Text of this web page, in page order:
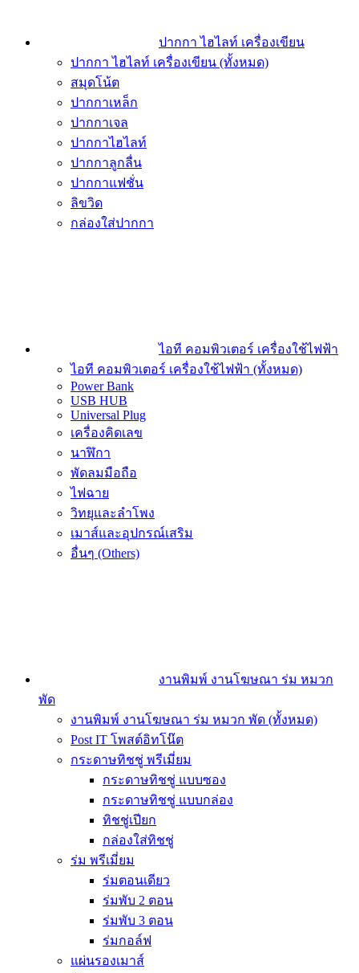
ปากกา ไฮไลท์ เครื่องเขียน
ปากกา ไฮไลท์ เครื่องเขียน (ทั้งหมด)
สมุดโน้ต
ปากกาเหล็ก
ปากกาเจล
ปากกาไฮไลท์
ปากกาลูกลื่น
ปากกาแฟชั่น
ลิขวิด
กล่องใส่ปากกา
ไอที คอมพิวเตอร์ เครื่องใช้ไฟฟ้า
ไอที คอมพิวเตอร์ เครื่องใช้ไฟฟ้า (ทั้งหมด)
Power Bank
USB HUB
Universal Plug
เครื่องคิดเลข
นาฬิกา
พัดลมมือถือ
ไฟฉาย
วิทยุและลำโพง
เมาส์และอุปกรณ์เสริม
อื่นๆ (Others)
งานพิมพ์ งานโฆษณา ร่ม หมวก
พัด
งานพิมพ์ งานโฆษณา ร่ม หมวก พัด (ทั้งหมด)
Post IT โพสต์อิทโน๊ต
กระดาษทิชชู่ พรีเมี่ยม
กระดาษทิชชู่ แบบซอง
กระดาษทิชชู่ แบบกล่อง
ทิชชู่เปียก
กล่องใส่ทิชชู่
ร่ม พรีเมี่ยม
ร่มตอนเดียว
ร่มพับ 2 ตอน
ร่มพับ 3 ตอน
ร่มกอล์ฟ
แผ่นรองเมาส์